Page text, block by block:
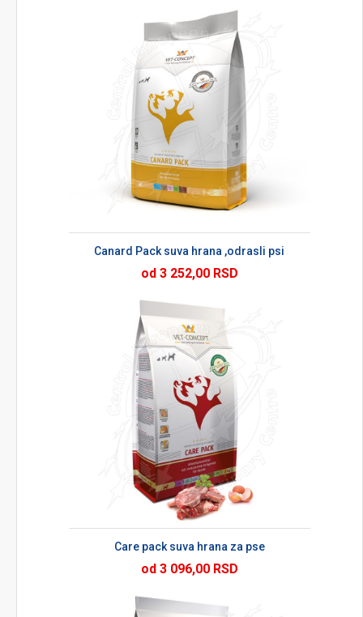
Canard Pack suva hrana ,odrasli psi
od 3 252,00 RSD
Care pack suva hrana za pse
od 3 096,00 RSD